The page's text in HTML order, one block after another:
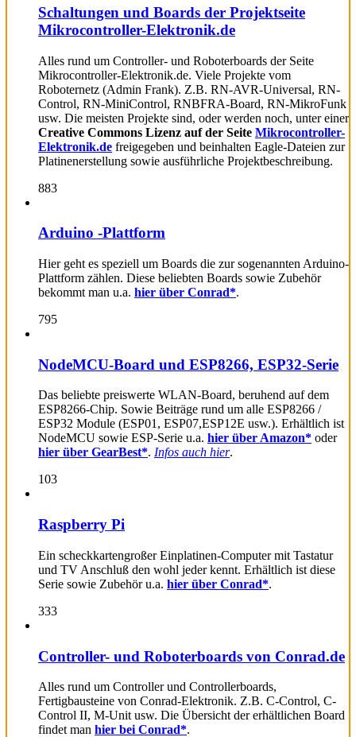
Schaltungen und Boards der Projektseite
Mikrocontroller-Elektronik.de
Alles rund um Controller- und Roboterboards der Seite
Mikrocontroller-Elektronik.de. Viele Projekte vom
Roboternetz (Admin Frank). Z.B. RN-AVR-Universal, RN-
Control, RN-MiniControl, RNBFRA-Board, RN-MikroFunk
usw. Die meisten Projekte sind, oder werden noch, unter einer
Creative Commons Lizenz auf der Seite Mikrocontroller-
Elektronik.de freigegeben und beinhalten Eagle-Dateien zur
Platinenerstellung sowie ausführliche Projektbeschreibung.
883
Arduino -Plattform
Hier geht es speziell um Boards die zur sogenannten Arduino-
Plattform zählen. Diese beliebten Boards sowie Zubehör
bekommt man u.a. hier über Conrad*.
795
NodeMCU-Board und ESP8266, ESP32-Serie
Das beliebte preiswerte WLAN-Board, beruhend auf dem
ESP8266-Chip. Sowie Beiträge rund um alle ESP8266 /
ESP32 Module (ESP01, ESP07,ESP12E usw.). Erhältlich ist
NodeMCU sowie ESP-Serie u.a. hier über Amazon* oder
hier über GearBest*. Infos auch hier.
103
Raspberry Pi
Ein scheckkartengroßer Einplatinen-Computer mit Tastatur
und TV Anschluß den wohl jeder kennt. Erhältlich ist diese
Serie sowie Zubehör u.a. hier über Conrad*.
333
Controller- und Roboterboards von Conrad.de
Alles rund um Controller und Controllerboards,
Fertigbausteine von Conrad-Elektronik. Z.B. C-Control, C-
Control II, M-Unit usw. Die Übersicht der erhältlichen Board
findet man hier bei Conrad*.